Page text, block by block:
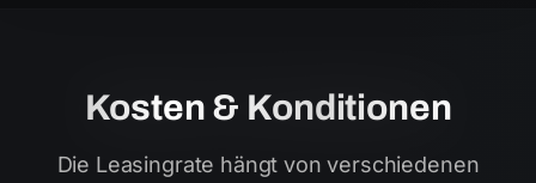
Kosten & Konditionen
Die Leasingrate hängt von verschiedenen